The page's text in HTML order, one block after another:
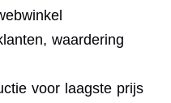
waardering
voor laagste prijs